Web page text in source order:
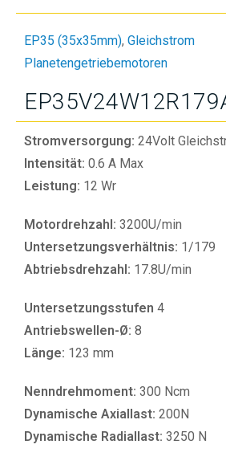
EP35 (35x35mm), Gleichstrom
Planetengetriebemotoren
Stromversorgung: 24Volt
Intensität: 0.6 A Max
Leistung: 12 Wr
Motordrehzahl: 3200U/min
Untersetzungsverhältnis: 1/179
Abtriebsdrehzahl: 17.8U/min
Untersetzungsstufen 4
Antriebswellen-Ø: 8
Länge: 123 mm
Nenndrehmoment: 300 Ncm
Dynamische Axiallast: 200N
Dynamische Radiallast: 3250 N